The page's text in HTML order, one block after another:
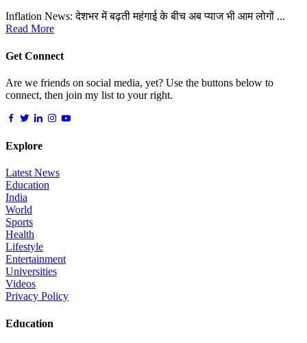
Inflation News: देशभर में बढ़ती महंगाई के बीच अब प्याज भी आम लोगों ...
Read More
Get Connect
Are we friends on social media, yet? Use the buttons below to
connect, then join my list to your right.
Explore
Latest News
Education
India
World
Sports
Health
Lifestyle
Entertainment
Universities
Videos
Privacy Policy
Education